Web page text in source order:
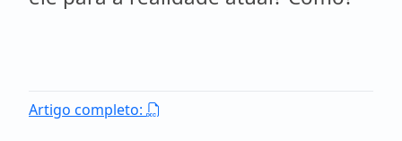
Artigo completo: